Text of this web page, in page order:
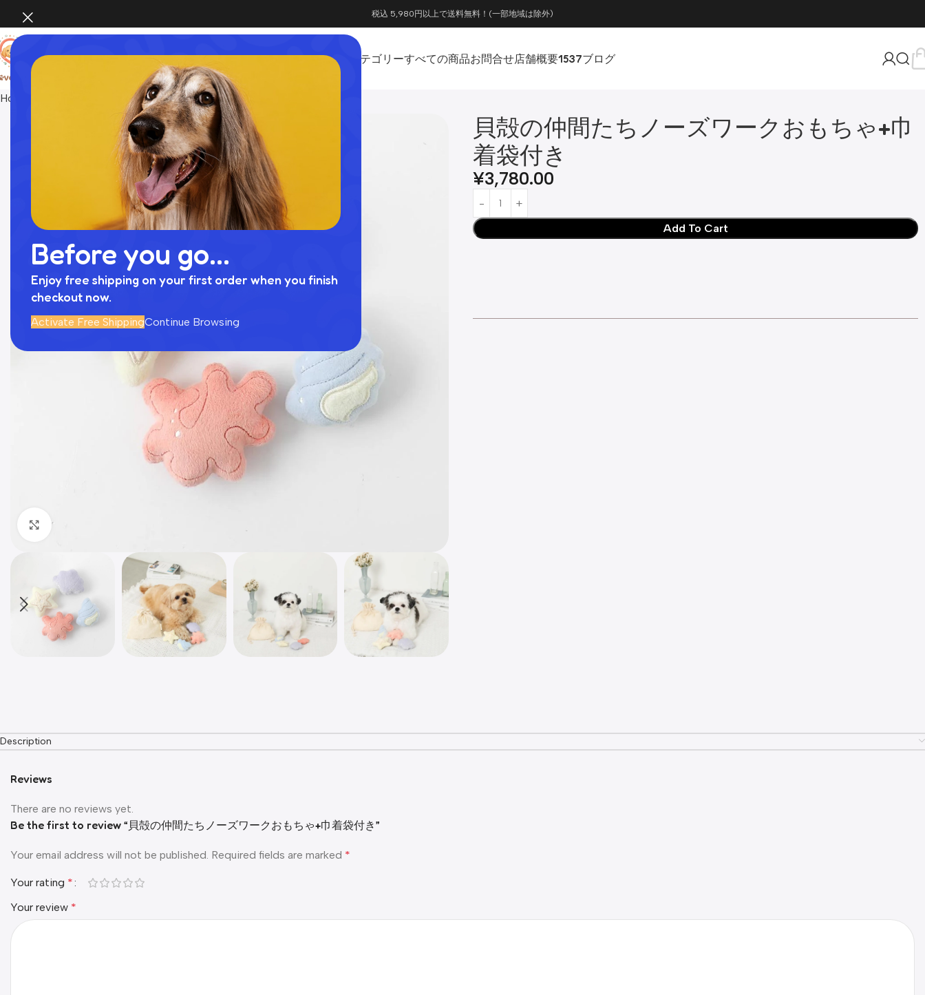
Before you go...
Enjoy free shipping on your first order when you finish
checkout now.
Activate Free ShippingContinue Browsing
税込 5,980円以上で送料無料！(一部地域は除外)
ホーム カテゴリーすべての商品お問合せ店舗概要1537ブログ
Home 貝殻の仲間たちノーズワークおもちゃ+巾着袋付き
Click to enlarge
貝殻の仲間たちノーズワークおもちゃ+巾
着袋付き
¥3,780.00
Add To Cart
Description
Reviews
There are no reviews yet.
Be the first to review “貝殻の仲間たちノーズワークおもちゃ+巾着袋付き”
Your email address will not be published. Required fields are marked *
Your rating *
Your review *